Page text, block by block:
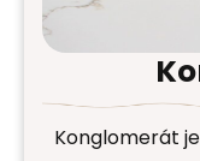
Konglomerát